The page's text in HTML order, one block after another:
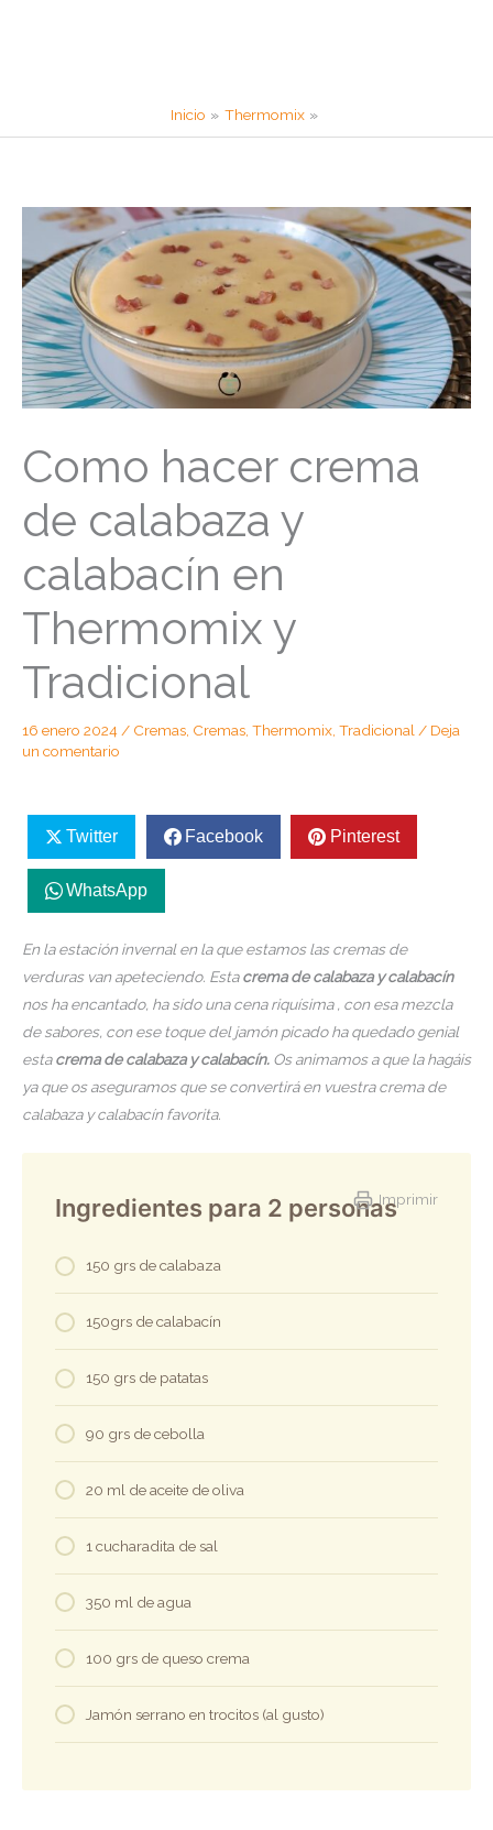
Inicio Thermomix
Como hacer crema
de calabaza y
calabacín en
Thermomix y
Tradicional
16 enero 2024 / Cremas Cremas Thermomix Tradicional / Deja
un comentario
Twitter Facebook Pinterest
WhatsApp
En la estación invernal en la que estamos las cremas de
verduras van apeteciendo. Estacrema de calabaza y calabacín
nos ha encantado, ha sido una cena riquísima , con esa mezcla
de sabores, con ese toque del jamón picado ha quedado genial
estacrema de calabaza y calabacín. Os animamos a que la hagáis
ya que os aseguramos que se convertirá en vuestra crema de
calabaza y calabacín favorita.
Imprimir
Ingredientes para 2 personas
150 grs de calabaza
150grs de calabacín
150 grs de patatas
90 grs de cebolla
20 ml de aceite de oliva
1 cucharadita de sal
350 ml de agua
100 grs de queso crema
Jamón serrano en trocitos (al gusto)